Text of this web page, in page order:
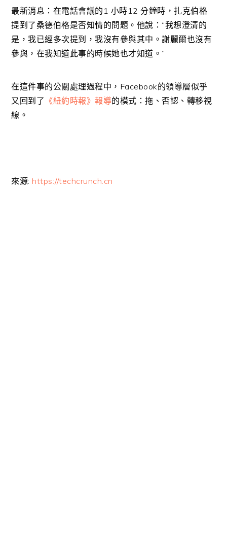
最新消息：在電話會議的1 小時12 分鐘時，扎克伯格
提到了桑德伯格是否知情的問題。他說：“我想澄清的
是，我已經多次提到，我沒有參與其中。謝麗爾也沒有
參與，在我知道此事的時候她也才知道。”
在這件事的公關處理過程中，Facebook的領導層似乎
又回到了 《紐約時報》報導的模式：拖、否認、轉移視
線。
來源: https://techcrunch.cn